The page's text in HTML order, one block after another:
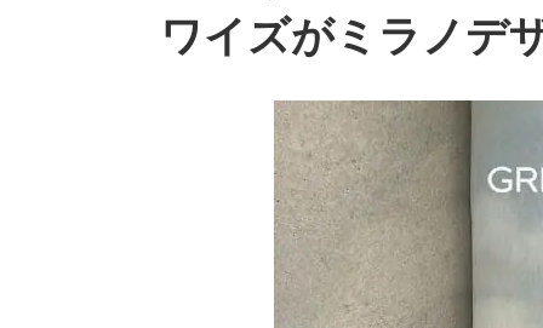
ワイズがミラノデ